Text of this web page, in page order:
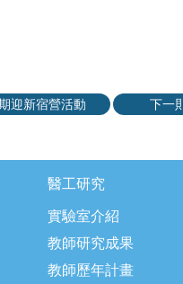
迎新宿營活動 下一
醫工研究
實驗室介紹
教師研究成果
教師歷年計畫